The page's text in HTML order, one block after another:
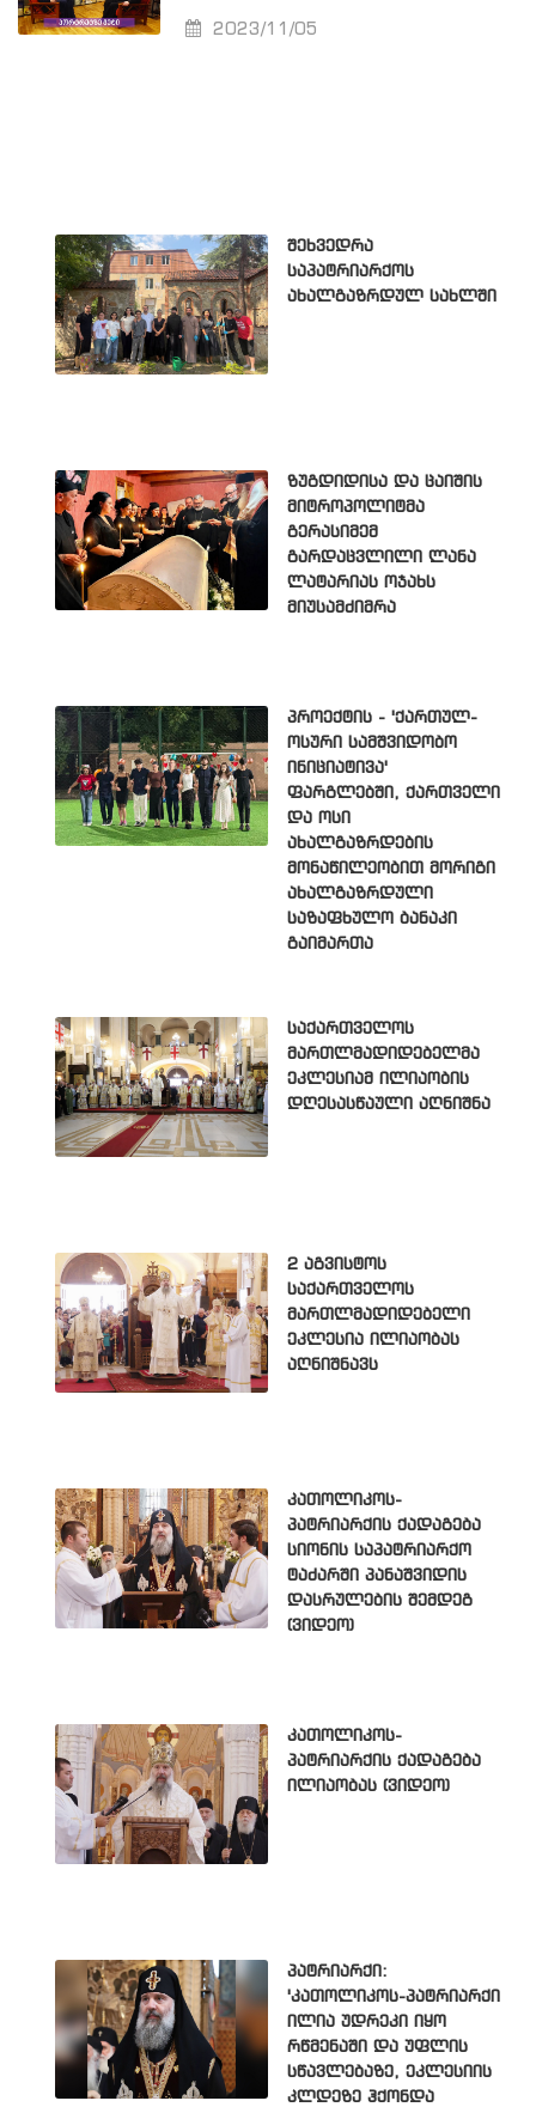
2023/11/05
შეხვედრა
საპატრიარქოს
ახალგაზრდულ სახლში
ზუგდიდისა და ცაიშის
მიტროპოლიტმა
გერასიმემ
გარდაცვლილი ლანა
ლატარიას ოჯახს
მიუსამძიმრა
პროექტის - 'ქართულ-
ოსური სამშვიდობო
ინიციატივა'
ფარგლებში, ქართველი
და ოსი
ახალგაზრდების
მონაწილეობით მორიგი
ახალგაზრდული
საზაფხულო ბანაკი
გაიმართა
საქართველოს
მართლმადიდებელმა
ეკლესიამ ილიაობის
დღესასწაული აღნიშნა
2 აგვისტოს
საქართველოს
მართლმადიდებელი
ეკლესია ილიაობას
აღნიშნავს
კათოლიკოს-
პატრიარქის ქადაგება
სიონის საპატრიარქო
ტაძარში პანაშვიდის
დასრულების შემდეგ
(ვიდეო)
კათოლიკოს-
პატრიარქის ქადაგება
ილიაობას (ვიდეო)
პატრიარქი:
'კათოლიკოს-პატრიარქი
ილია უდრეკი იყო
რწმენაში და უფლის
სწავლებაზე, ეკლესიის
კლდეზე ჰქონდა